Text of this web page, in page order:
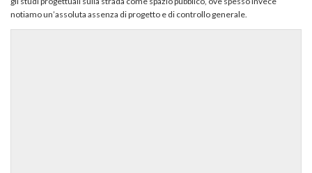
notiamo un’assoluta assenza di progetto e di controllo generale.